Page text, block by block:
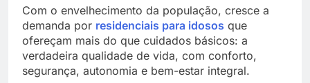
Com o envelhecimento da população, cresce a
demanda por residenciais para idosos que
ofereçam mais do que cuidados básicos: a
verdadeira qualidade de vida, com conforto,
segurança, autonomia e bem-estar integral.